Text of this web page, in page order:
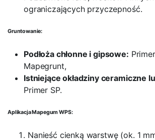
ograniczających przyczepność.
Gruntowanie:
Podłoża chłonne i gipsowe:
Mapegrunt,
Istniejące okładziny ceramiczne
Primer SP.
Aplikacja Mapegum WPS:
Nanieść cienką warstwę (ok. 1